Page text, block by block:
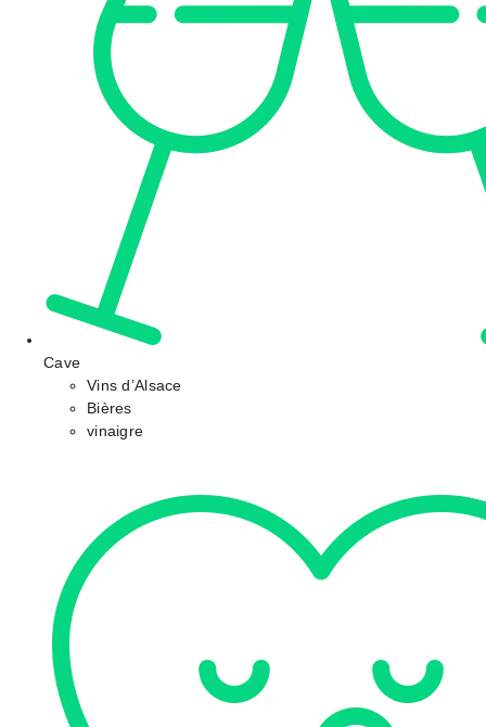
Cave
Vins d’Alsace
Bières
vinaigre